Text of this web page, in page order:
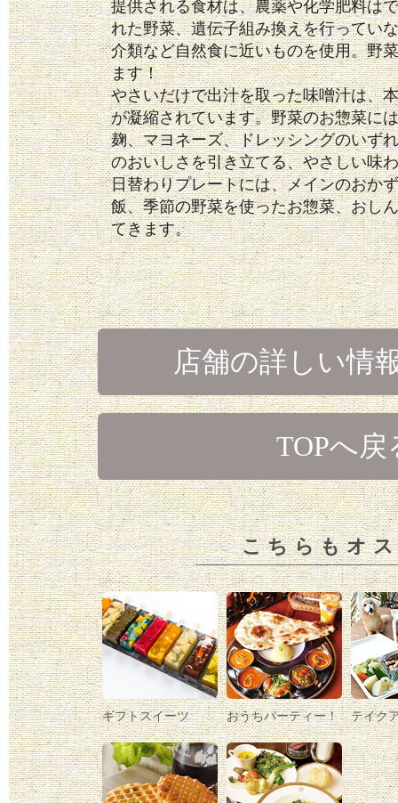
提供される食材は、農薬や化学肥料は
れた野菜、遺伝子組み換えを行ってい
介類など自然食に近いものを使用。野
ます！
やさいだけで出汁を取った味噌汁は、
が凝縮されています。野菜のお惣菜に
麹、マヨネーズ、ドレッシングのいず
のおいしさを引き立てる、やさしい味
日替わりプレートには、メインのおか
飯、季節の野菜を使ったお惣菜、おし
てきます。
店舗の詳しい情
TOPへ戻
こちらもオ
ギフトスイーツ おうちパーティー！ テイク